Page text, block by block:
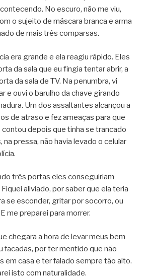
No escuro, não me viu,
o sujeito de máscara branca e arma
de mais três comparsas.
era grande e ela reagiu rápido. Eles
da sala que eu fingia tentar abrir, a
da sala de TV. Na penumbra, vi
e ouvi o barulho da chave girando
Um dos assaltantes alcançou a
de atraso e fez ameaças para que
contou depois que tinha se trancado
na pressa, não havia levado o celular
três portas eles conseguiriam
aliviado, por saber que ela teria
se esconder, gritar por socorro, ou
me preparei para morrer.
chegara a hora de levar meus bem
facadas, por ter mentido que não
em casa e ter falado sempre tão alto.
isto com naturalidade.